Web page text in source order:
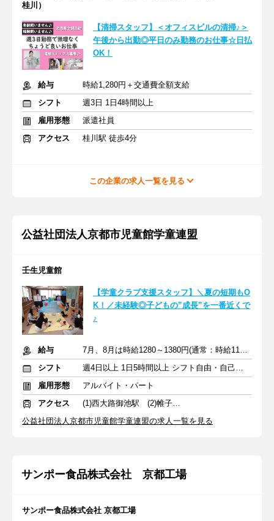
桂川）
【清掃スタッフ】＜オフィスビルの清掃♪＞
午後から出勤◎平日のみ勤務のお仕事☆日払
OK！
給与
時給1,280円＋交通費全額支給
シフト
週3日 1日4時間以上
雇用形態
派遣社員
アクセス
桂川駅 徒歩4分
この企業の求人一覧を見る
公益社団法人京都市児童館学童連盟
壬生児童館
【学童クラブ支援スタッフ】＼夏の短期もO
K！／未経験◎子どもの”成長”を一番近くで
♪
給与
7月、8月は時給1280～1380円(通常：時給1180～1280円)＋交通費
シフト
週4日以上 1日5時間以上 シフト自由・自己申告
雇用形態
アルバイト・パート
アクセス
(1)西大路御池駅 (2)帷子ノ辻駅
公益社団法人京都市児童館学童連盟の求人一覧を見る
サンポー食品株式会社 京都工場
サンポー食品株式会社 京都工場